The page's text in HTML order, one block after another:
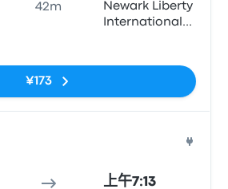
42m
Newark Liberty
International
(arrivals, Zone
¥173
上午7:13